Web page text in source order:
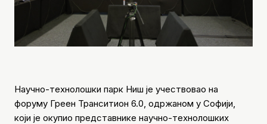
Научно-технолошки парк Ниш је учествовао на
форуму Греен Транситион 6.0, одржаном у Софији,
који је окупио представнике научно-технолошких